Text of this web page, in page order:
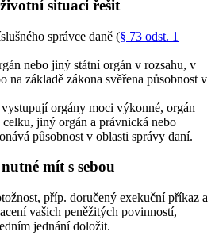
situaci řešit
správce daně (§ 73 odst. 1
nebo jiný státní orgán v rozsahu, v
na základě zákona svěřena působnost v
orgány moci výkonné, orgán
celku, jiný orgán a právnická nebo
působnost v oblasti správy daní.
mít s sebou
příp. doručený exekuční příkaz a
vašich peněžitých povinností,
jednání doložit.